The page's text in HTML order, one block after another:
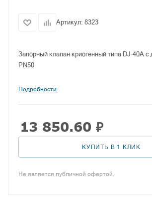
Артикул: 8323
Запорный клапан криогенный типа DJ-40A
PN50
Подробности
13 850.60 ₽
КУПИТЬ В 1 КЛИК
Не является публичной офертой.